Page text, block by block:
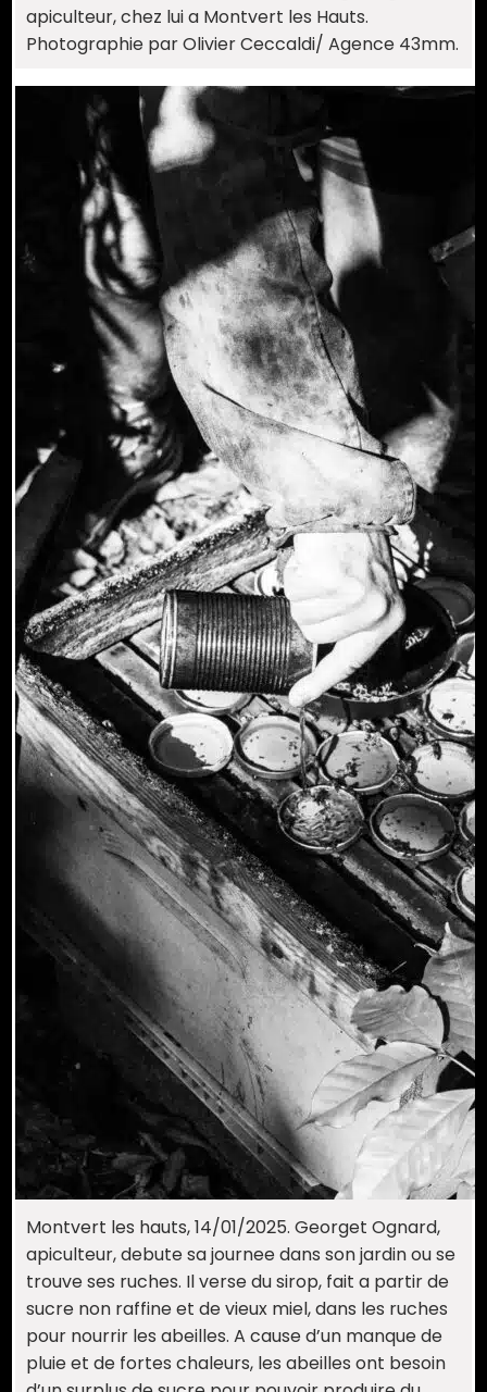
apiculteur, chez lui a Montvert les Hauts.
Photographie par Olivier Ceccaldi/ Agence 43mm.
Montvert les hauts, 14/01/2025. Georget Ognard,
apiculteur, debute sa journee dans son jardin ou se
trouve ses ruches. Il verse du sirop, fait a partir de
sucre non raffine et de vieux miel, dans les ruches
pour nourrir les abeilles. A cause d’un manque de
pluie et de fortes chaleurs, les abeilles ont besoin